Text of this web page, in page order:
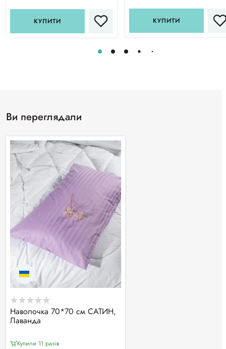
КУПИТИ КУПИТИ
Ви переглядали
Наволочка 70*70 см САТИН,
Лаванда
Купили 11 разiв